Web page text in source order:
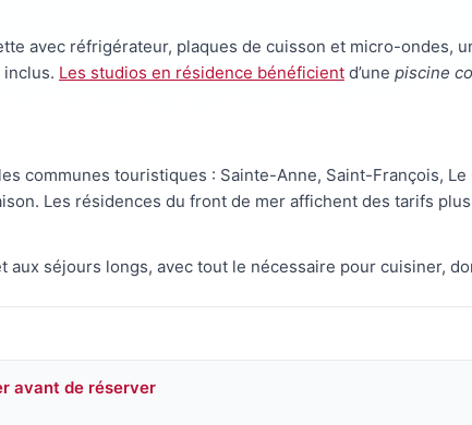
avec réfrigérateur, plaques de cuisson et micro-ondes,
Les studios en résidence bénéficient d’une piscine
communes touristiques : Sainte-Anne, Saint-François,
Les résidences du front de mer affichent des tarifs
aux séjours longs, avec tout le nécessaire pour cuisiner,
avant de réserver